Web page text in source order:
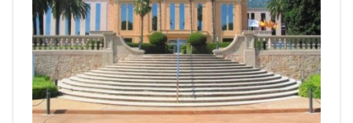
التناسلي.<\/p>